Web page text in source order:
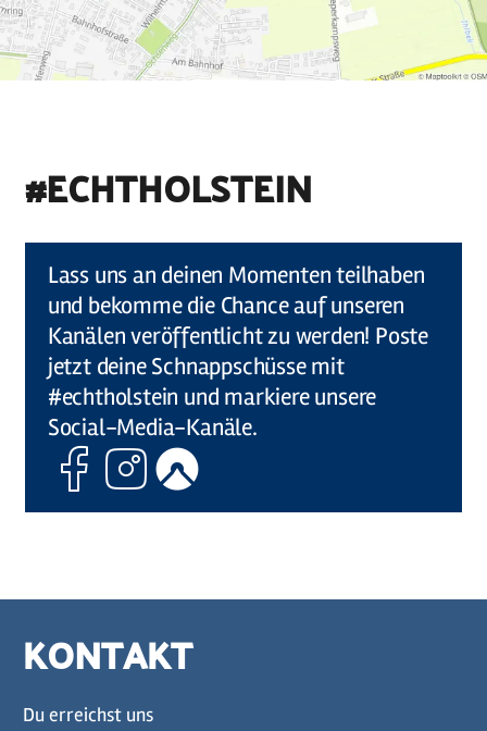
#ECHTHOLSTEIN
Lass uns an deinen Momenten teilhaben
und bekomme die Chance auf unseren
Kanälen veröffentlicht zu werden! Poste
jetzt deine Schnappschüsse mit
#echtholstein und markiere unsere
Social-Media-Kanäle.
FacebookInstagram
Komoot
KONTAKT
Du erreichst uns